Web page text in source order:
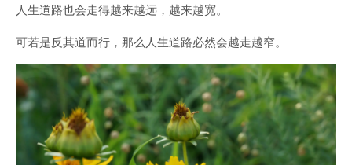
人生道路也会走得越来越远，越来越宽。
可若是反其道而行，那么人生道路必然会越走越窄。